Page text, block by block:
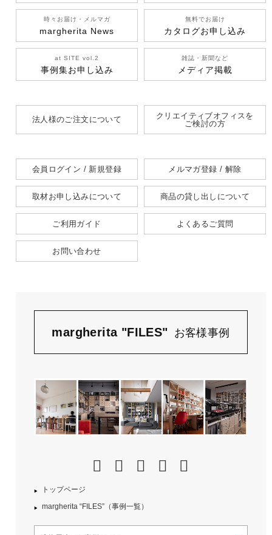
時々お届け・メルマガ
margherita News
無料でお届け
カタログお申し込み
at SITE vol.2
事例集お申し込み
雑誌・新聞など
メディア掲載
法人様のご注文について
クリエイティブオフィスを
ご検討の方
会員ログイン / 新規登録 メルマガ登録 / 解除
取材お申し込みについて 商品の貸し出しについて
ご利用ガイド よくあるご質問
お問い合わせ
margherita "FILES" お客様事例
トップページ
margherita “FILES”（事例一覧）